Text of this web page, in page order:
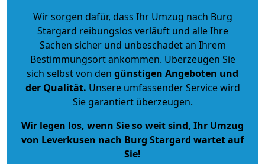
Wir sorgen dafür, dass Ihr Umzug nach Burg
Stargard reibungslos verläuft und alle Ihre
Sachen sicher und unbeschadet an Ihrem
Bestimmungsort ankommen. Überzeugen Sie
sich selbst von den günstigen Angeboten und
der Qualität. Unsere umfassender Service wird
Sie garantiert überzeugen.
Wir legen los, wenn Sie so weit sind, Ihr Umzug
von Leverkusen nach Burg Stargard wartet auf
Sie!